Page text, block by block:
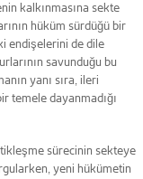
kalkınmasına sekte
hüküm sürdüğü bir
endişelerini de dile
savunduğu bu
yanı sıra, ileri
temele dayanmadığı
sürecinin sekteye
yeni hükümetin